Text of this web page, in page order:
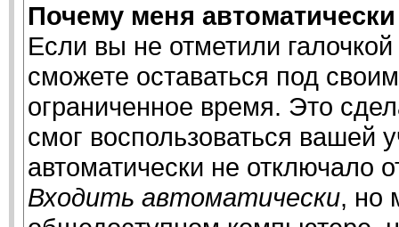
Почему меня
Если вы не отметили
сможете оставаться под
ограниченное время. Это
смог воспользоваться вашей
автоматически не отключало
Входить автоматически, но